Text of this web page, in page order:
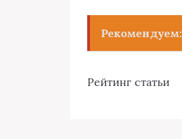
Рекомендуем:
Рейтинг статьи